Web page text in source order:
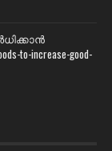
to-increase-good-